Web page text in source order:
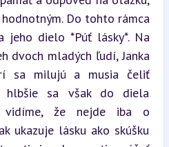
Do tohto rámca
jeho dielo *Púť lásky*. Na
dvoch mladých ľudí, Janka
sa milujú a musia čeliť
hlbšie sa však do diela
vidíme, že nejde iba o
ukazuje lásku ako skúšku